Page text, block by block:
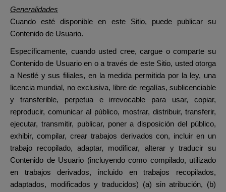
Generalidades
Cuando esté disponible en este Sitio, puede publicar su
Contenido de Usuario.
Específicamente, cuando usted cree, cargue o comparte su
Contenido de Usuario en o a través de este Sitio, usted otorga
a Nestlé y sus filiales, en la medida permitida por la ley, una
licencia mundial, no exclusiva, libre de regalías, sublicenciable
y transferible, perpetua e irrevocable para usar, copiar,
reproducir, comunicar al público, mostrar, distribuir, transferir,
ejecutar, transmitir, publicar, poner a disposición del público,
exhibir, compilar, crear trabajos derivados con, incluir en un
trabajo recopilado, adaptar, modificar, alterar y traducir su
Contenido de Usuario (incluyendo como compilado, utilizado
en trabajos derivados, incluido en trabajos recopilados,
adaptados, modificados y traducidos) (a) sin atribución, (b)